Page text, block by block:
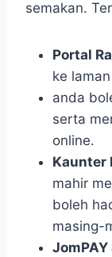
semakan.
Portal
ke laman
anda
serta
online.
Kaunter
mahir
boleh
masing-
JomPAY